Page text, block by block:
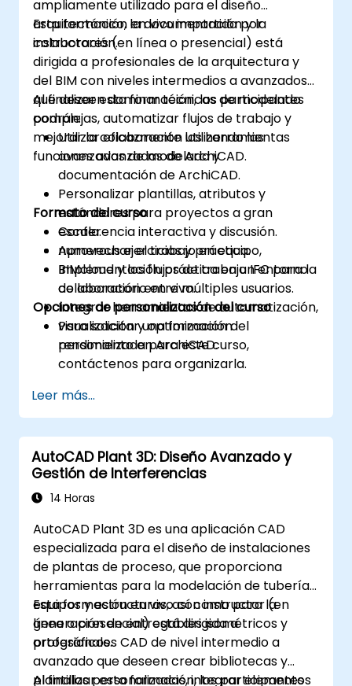
ampliamente utilizado para el diseño
arquitectónico, la documentación y la
colaboración.
Esta formación en vivo impartida por
instructores (en línea o presencial) está
dirigida a profesionales de la arquitectura y
del BIM con niveles intermedios a avanzados
que deseen dominar técnicas de modelado
complejas, automatizar flujos de trabajo y
mejorar la colaboración utilizando las
funciones avanzadas de ArchiCAD.
Al finalizar esta formación, los participantes
podrán:
Utilizar eficazmente las herramientas
avanzadas de modelado y
documentación de ArchiCAD.
Personalizar plantillas, atributos y
estándares para proyectos a gran
escala.
Aprovechar el trabajo en equipo,
BIMcloud y los flujos de trabajo IFC para la
colaboración entre múltiples usuarios.
Integrar herramientas de automatización,
visualización y optimización del
rendimiento en ArchiCAD.
Formato del curso
Conferencia interactiva y discusión.
numerous ejercicios y práctica.
Implementación práctica en un entorno
de laboratorio en vivo.
Opciones de personalización del curso
Para solicitar una formación
personalizada para este curso,
contáctenos para organizarla.
Leer más...
AutoCAD Plant 3D: Diseño Avanzado y
Gestión de Interferencias
14 Horas
AutoCAD Plant 3D es una aplicación CAD
especializada para el diseño de instalaciones
de plantas de proceso, que proporciona
herramientas para la modelación de tuberías,
equipos y estructuras, así como para la
generación de entregables isométricos y
ortográficos.
Esta formación en vivo con instructor (en
línea o presencial) está dirigida a
profesionales CAD de nivel intermedio a
avanzado que deseen crear bibliotecas y
plantillas personalizadas, integrar elementos
Al finalizar esta formación, los participantes